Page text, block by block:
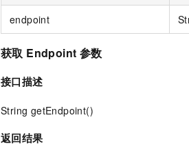
endpoint
获取 Endpoint 参数
接口描述
String getEndpoint()
返回结果